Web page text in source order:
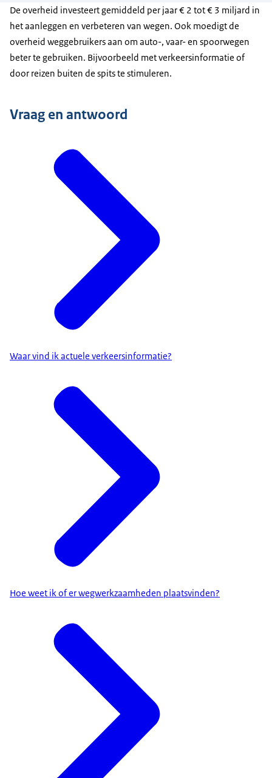
De overheid investeert gemiddeld per jaar € 2 tot € 3 miljard in
het aanleggen en verbeteren van wegen. Ook moedigt de
overheid weggebruikers aan om auto-, vaar- en spoorwegen
beter te gebruiken. Bijvoorbeeld met verkeersinformatie of
door reizen buiten de spits te stimuleren.
Vraag en antwoord
Waar vind ik actuele verkeersinformatie?
Hoe weet ik of er wegwerkzaamheden plaatsvinden?